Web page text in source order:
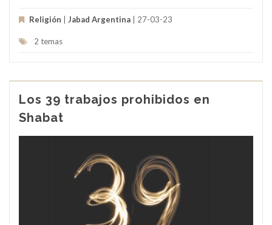
Religión Jabad Argentina | 27-03-23
2 temas
Los 39 trabajos prohibidos en
Shabat